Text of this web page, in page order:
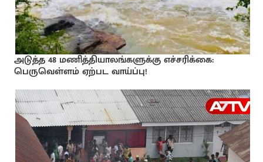
அடுத்த 48 மணித்தியாலங்களுக்கு எச்சரிக்கை:
பெருவெள்ளம் ஏற்பட வாய்ப்பு!